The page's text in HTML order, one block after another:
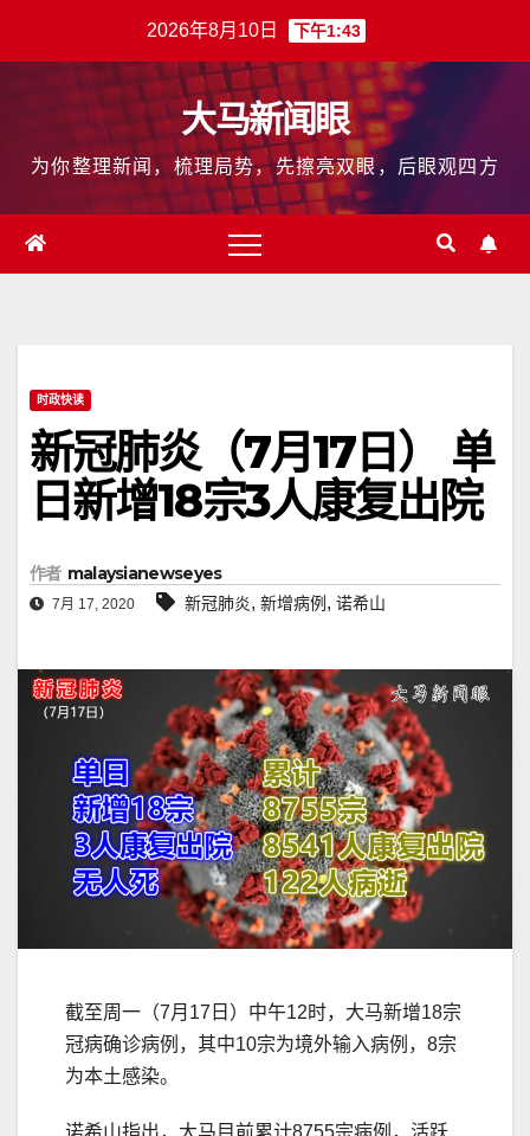
2026年8月10日 下午1:43
大马新闻眼
为你整理新闻，梳理局势，先擦亮双眼，后眼观四方
时政快读
新冠肺炎（7月17日） 单
日新增18宗3人康复出院
作者 malaysianewseyes
7月 17, 2020 新冠肺炎, 新增病例 , 诺希山
截至周一（7月17日）中午12时，大马新增18宗
冠病确诊病例，其中10宗为境外输入病例，8宗
为本土感染。
诺希山指出，大马目前累计8755宗病例，活跃